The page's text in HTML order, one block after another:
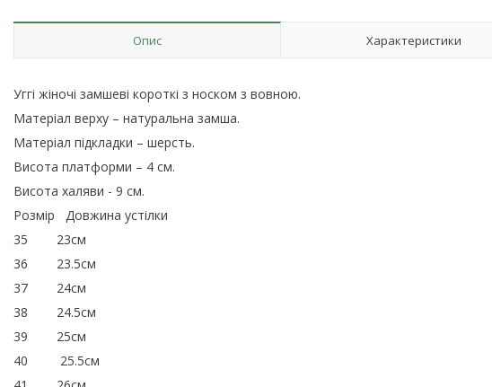
Опис Характеристики
Уггі жіночі замшеві короткі з носком з вовною.
Матеріал верху – натуральна замша.
Матеріал підкладки – шерсть.
Висота платформи – 4 см.
Висота халяви - 9 см.
Розмір Довжина устілки
35 23см
36 23.5см
37 24см
38 24.5см
39 25см
40 25.5см